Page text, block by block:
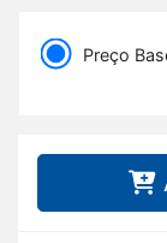
Preço